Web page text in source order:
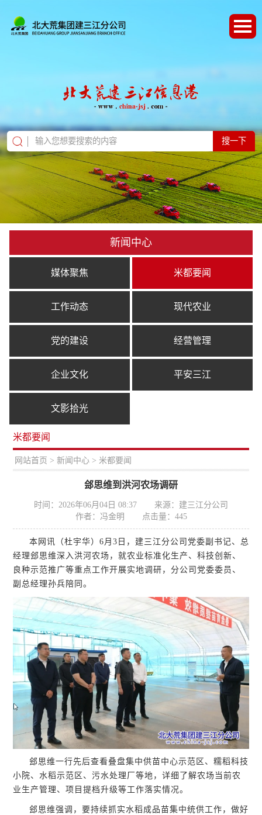
搜一下
新闻中心
媒体聚焦 米都要闻
工作动态 现代农业
党的建设 经营管理
企业文化 平安三江
文影拾光
米都要闻
网站首页 > 新闻中心 > 米都要闻
郐思维到洪河农场调研
时间：2026年06月04日 08:37
来源：建三江分公司
作者：冯金明
点击量： 445
本网讯（杜宇华）6月3日，建三江分公司党委副书记、总
经理郐思维深入洪河农场，就农业标准化生产、科技创新、
良种示范推广等重点工作开展实地调研，分公司党委委员、
副总经理孙兵陪同。
郐思维一行先后查看叠盘集中供苗中心示范区、糯稻科技
小院、水稻示范区、污水处理厂等地，详细了解农场当前农
业生产管理、项目提档升级等工作落实情况。
郐思维强调，要持续抓实水稻成品苗集中统供工作，做好